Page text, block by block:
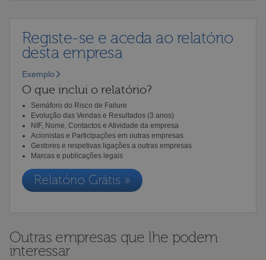
Registe-se e aceda ao relatório
desta empresa
Exemplo
O que inclui o relatório?
Semáforo do Risco de Failure
Evolução das Vendas e Resultados (3 anos)
NIF, Nome, Contactos e Atividade da empresa
Acionistas e Participações em outras empresas
Gestores e respetivas ligações a outras empresas
Marcas e publicações legais
Relatório Grátis »
Outras empresas que lhe podem
interessar